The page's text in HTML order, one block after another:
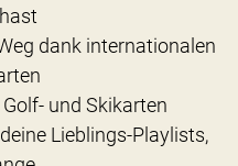
dank internationalen
und Skikarten
Lieblings-Playlists,